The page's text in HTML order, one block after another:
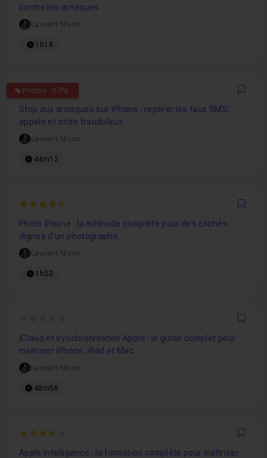
contre les arnaques
Laurent Nivon
1h18
Promo -27%
5
Stop aux arnaques sur iPhone : repérer les faux SMS,
appels et sites frauduleux
Laurent Nivon
44m12
4.5
Photo iPhone : la méthode complète pour des clichés
dignes d'un photographe
Laurent Nivon
1h52
iCloud et synchronisation Apple : le guide complet pour
maîtriser iPhone, iPad et Mac
Laurent Nivon
48m58
4
Apple Intelligence : la formation complète pour maîtriser